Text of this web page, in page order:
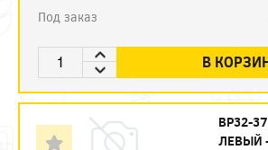
Под заказ
В
ВР32-
ЛЕВЫЙ